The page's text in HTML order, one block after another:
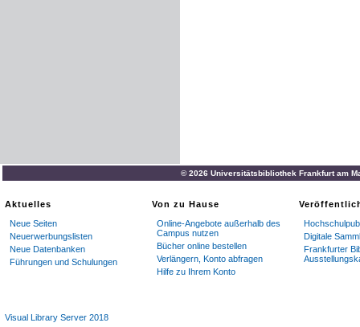
© 2026 Universitätsbibliothek Frankfurt am
Aktuelles
Neue Seiten
Neuerwerbungslisten
Neue Datenbanken
Führungen und Schulungen
Von zu Hause
Online-Angebote außerhalb des
Campus nutzen
Bücher online bestellen
Verlängern, Konto abfragen
Hilfe zu Ihrem Konto
Digitale
Frankfurter
Visual Library Server 2018